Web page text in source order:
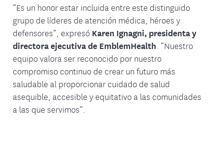
“Es un honor estar incluida entre este distinguido
grupo de líderes de atención médica, héroes y
defensores”, expresó Karen Ignagni, presidenta y
directora ejecutiva de EmblemHealth . “Nuestro
equipo valora ser reconocido por nuestro
compromiso continuo de crear un futuro más
saludable al proporcionar cuidado de salud
asequible, accesible y equitativo a las comunidades
a las que servimos”.